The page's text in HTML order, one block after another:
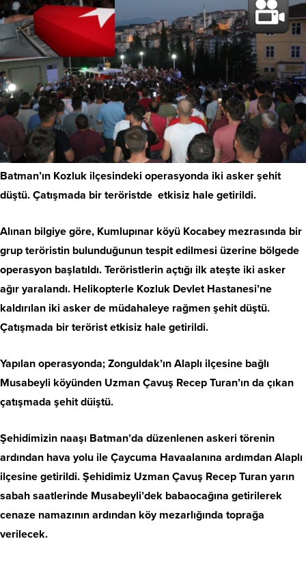
Batman’ın Kozluk ilçesindeki operasyonda iki asker şehit
düştü. Çatışmada bir teröristde etkisiz hale getirildi.
Alınan bilgiye göre, Kumlupınar köyü Kocabey mezrasında bir
grup teröristin bulunduğunun tespit edilmesi üzerine bölgede
operasyon başlatıldı. Teröristlerin açtığı ilk ateşte iki asker
ağır yaralandı. Helikopterle Kozluk Devlet Hastanesi’ne
kaldırılan iki asker de müdahaleye rağmen şehit düştü.
Çatışmada bir terörist etkisiz hale getirildi.
Yapılan operasyonda; Zonguldak’ın Alaplı ilçesine bağlı
Musabeyli köyünden Uzman Çavuş Recep Turan’ın da çıkan
çatışmada şehit düiştü.
Şehidimizin naaşı Batman’da düzenlenen askeri törenin
ardından hava yolu ile Çaycuma Havaalanına ardımdan Alaplı
ilçesine getirildi. Şehidimiz Uzman Çavuş Recep Turan yarın
sabah saatlerinde Musabeyli’dek babaocağına getirilerek
cenaze namazının ardından köy mezarlığında toprağa
verilecek.